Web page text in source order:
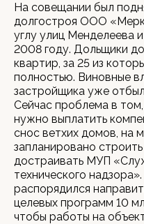
На совещании был
долгостроя ООО
углу улиц Менделеева
2008 году. Дольщики
квартир, за 25 из
полностью. Виновные
застройщика уже
Сейчас проблема в
нужно выплатить
снос ветхих домов, на
запланировано
достраивать МУП
технического
распорядился
целевых программ 10
чтобы работы на